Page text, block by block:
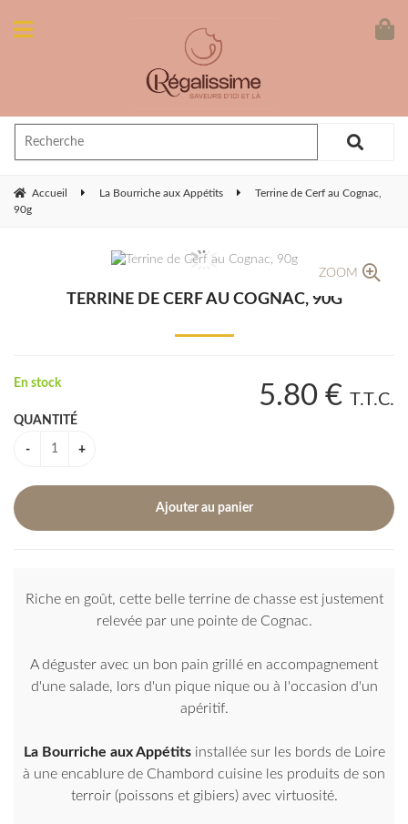
Accueil La Bourriche aux Appétits
Terrine de Cerf au Cognac,
90g
ZOOM
TERRINE DE CERF AU COGNAC, 90G
5.80 € T.T.C.
En stock
QUANTITÉ
Riche en goût, cette belle terrine de chasse est justement
relevée par une pointe de Cognac.
A déguster avec un bon pain grillé en accompagnement
d'une salade, lors d'un pique nique ou à l'occasion d'un
apéritif.
La Bourriche aux Appétitsinstallée sur les bords de Loire
à une encablure de Chambord cuisine les produits de son
terroir (poissons et gibiers) avec virtuosité.